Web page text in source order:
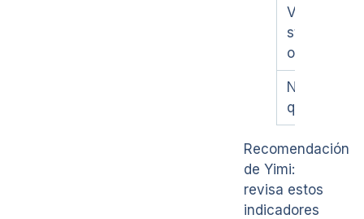
Valor de
stock
obsoleto
Nivel de
quiebre
Recomendación
de Yimi:
revisa estos
indicadores